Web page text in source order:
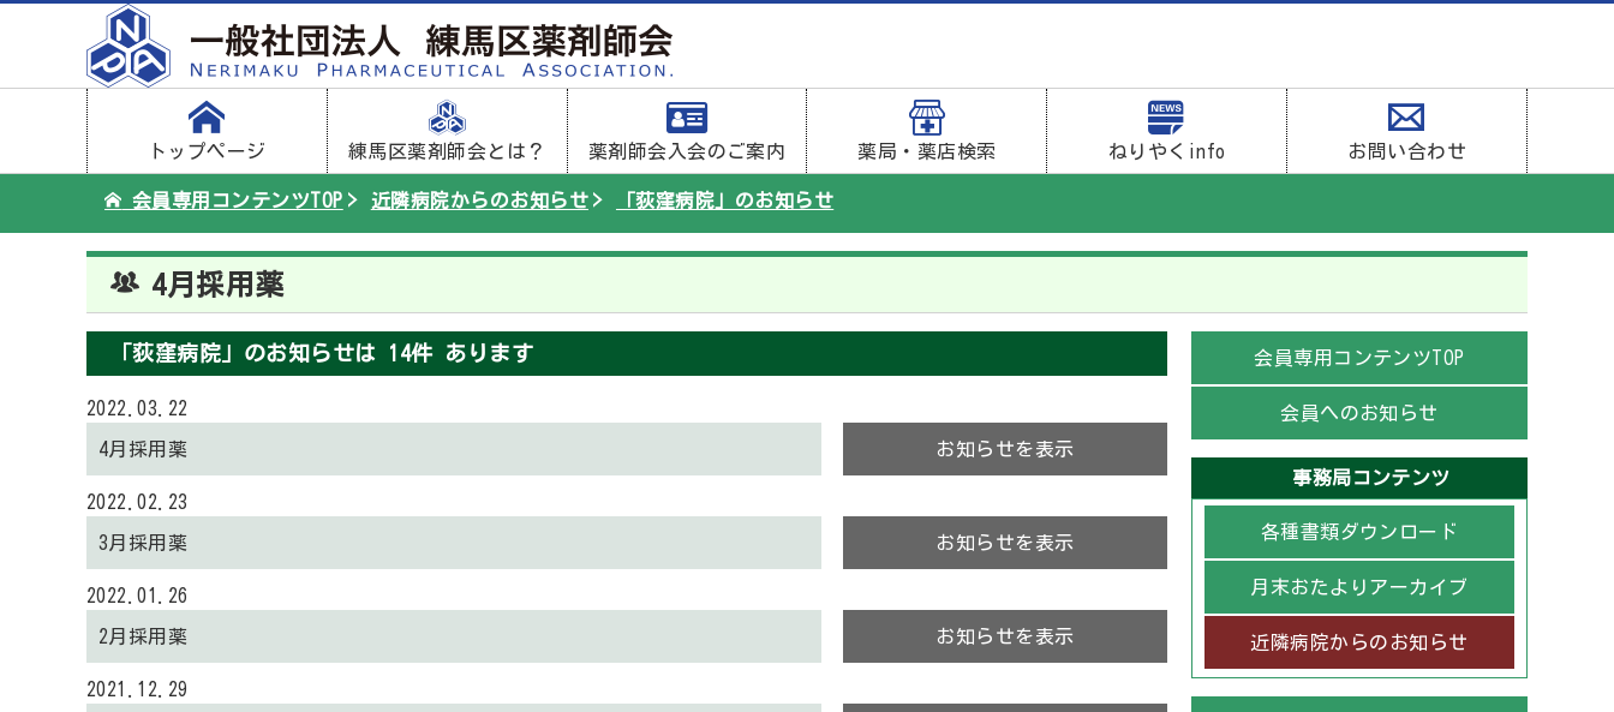
トップページ 練馬区薬剤師会とは？ 薬剤師会入会のご案内 薬局・薬店検索 ねりやくinfo お問い合わせ
会員専用コンテンツTOP 近隣病院からのお知らせ 「荻窪病院」のお知らせ
4月採用薬
「荻窪病院」のお知らせは 14件 あります
2022.03.22
4月採用薬 お知らせを表示
2022.02.23
3月採用薬 お知らせを表示
2022.01.26
2月採用薬 お知らせを表示
2021.12.29
会員専用コンテンツTOP
会員へのお知らせ
事務局コンテンツ
各種書類ダウンロード
月末おたよりアーカイブ
近隣病院からのお知らせ